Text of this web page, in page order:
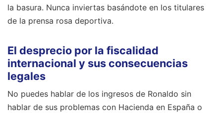
la basura. Nunca inviertas basándote en los titulares
de la prensa rosa deportiva.
El desprecio por la fiscalidad
internacional y sus consecuencias
legales
No puedes hablar de los ingresos de Ronaldo sin
hablar de sus problemas con Hacienda en España o